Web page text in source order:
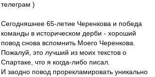
телеграм )
Сегодняшнее 65-летие Черенкова и победа
команды в историческом дерби - хороший
повод снова вспомнить Моего Черенкова.
Пожалуй, это лучший из моих текстов о
Спартаке, что я когда-либо писал.
И заодно повод прорекламировать уникально